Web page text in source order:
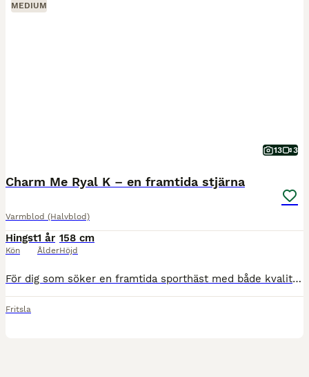
MEDIUM
13 3
Charm Me Ryal K – en framtida stjärna
Varmblod (Halvblod)
Hingst
Kön
1 år
Ålder
158 cm
Höjd
För dig som söker en framtida sporthäst med både kvalitet och karaktär finns nu möjligheten att förvärva Charm Me Ryal K, en lovande unghingst med en stamtavla som förenar några av Europas mest eftert
Fritsla